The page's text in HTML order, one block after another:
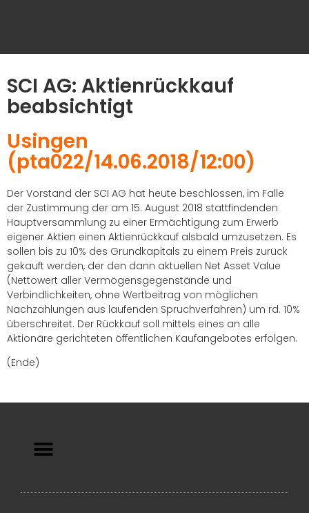
SCI AG: Aktienrückkauf
beabsichtigt
Usingen
(pta022/14.06.2018/12:00)
Der Vorstand der SCI AG hat heute beschlossen, im Falle
der Zustimmung der am 15. August 2018 stattfindenden
Hauptversammlung zu einer Ermächtigung zum Erwerb
eigener Aktien einen Aktienrückkauf alsbald umzusetzen. Es
sollen bis zu 10% des Grundkapitals zu einem Preis zurück
gekauft werden, der den dann aktuellen Net Asset Value
(Nettowert aller Vermögensgegenstände und
Verbindlichkeiten, ohne Wertbeitrag von möglichen
Nachzahlungen aus laufenden Spruchverfahren) um rd. 10%
überschreitet. Der Rückkauf soll mittels eines an alle
Aktionäre gerichteten öffentlichen Kaufangebotes erfolgen.
(Ende)